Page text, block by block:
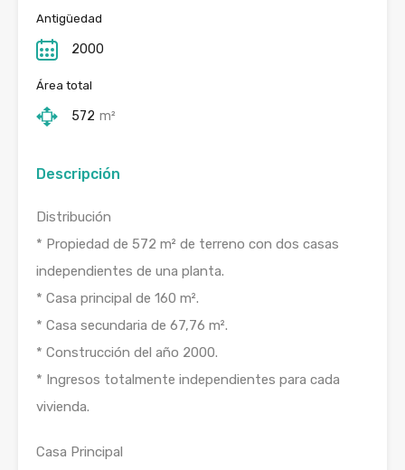
Antigüedad
2000
Área total
572 m²
Descripción
Distribución
* Propiedad de 572 m² de terreno con dos casas
independientes de una planta.
* Casa principal de 160 m².
* Casa secundaria de 67,76 m².
* Construcción del año 2000.
* Ingresos totalmente independientes para cada
vivienda.
Casa Principal